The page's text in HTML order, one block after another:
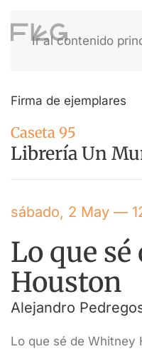
Ir al contenido
Firma de ejemplares
Caseta 95
Librería Un
sábado, 2 May —
Lo que
Houston
Alejandro
Lo que sé de Whitney